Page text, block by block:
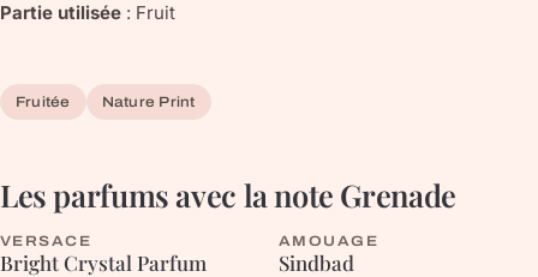
Partie utilisée : Fruit
Fruitée Nature Print
Les parfums avec la note Grenade
FLEURIE
VERSACE
Bright Crystal Parfum BOISÉE
AMOUAGE
Sindbad